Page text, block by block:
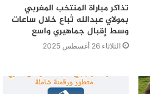
تذاكر مباراة المنتخب المغربي
بمولاي عبدالله تُباع خلال ساعات
وسط إقبال جماهيري واسع
الثلاثاء 26 أغسطس 2025